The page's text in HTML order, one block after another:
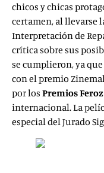
chicos y chicas
certamen, al llevarse
Interpretación de
crítica sobre sus
se cumplieron, ya que
con el premio
por los Premios Feroz
internacional. La
especial del Jurado